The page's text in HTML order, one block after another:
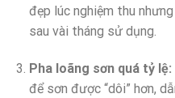
đẹp lúc nghiệm thu
sau vài tháng sử dụng.
Pha loãng sơn quá tỷ lệ:
để sơn được “dôi” hơn,